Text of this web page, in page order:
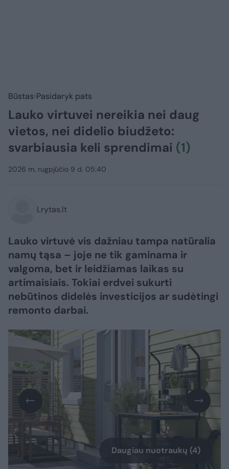
Būstas Pasidaryk pats
Lauko virtuvei nereikia nei daug
vietos, nei didelio biudžeto:
svarbiausia keli sprendimai (1)
2026 m. rugpjūčio 9 d. 05:40
Lrytas.lt
Lauko virtuvė vis dažniau tampa natūralia
namų tąsa – joje ne tik gaminama ir
valgoma, bet ir leidžiamas laikas su
artimaisiais. Tokiai erdvei sukurti
nebūtinos didelės investicijos ar sudėtingi
remonto darbai.
Daugiau nuotraukų (4)